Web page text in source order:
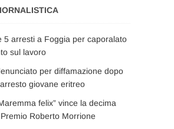
5 arresti a Foggia per caporalato
sul lavoro
per diffamazione dopo
giovane eritreo
felix” vince la decima
Roberto Morrione